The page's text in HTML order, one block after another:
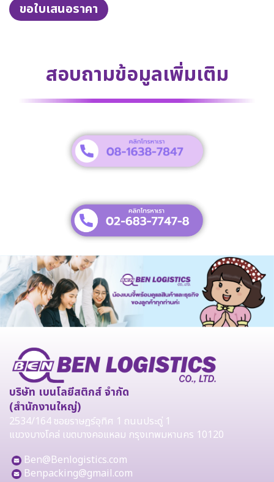
ขอใบเสนอราคา
สอบถามข้อมูลเพิ่มเติม
บริษัท เบนโลยีสติกส์ จำกัด
(สำนักงานใหญ่)
2534/164 ซอยราษฎร์อุทิศ 1 ถนนประดู่ 1
แขวงบางโคล่ เขตบางคอแหลม กรุงเทพมหานคร 10120
Ben@Benlogistics.com
Benpacking@gmail.com